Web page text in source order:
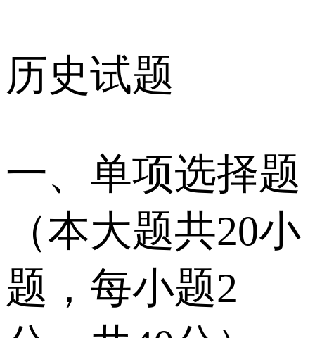
历史试题
一、单项选择题
（本大题共20小
题，每小题2